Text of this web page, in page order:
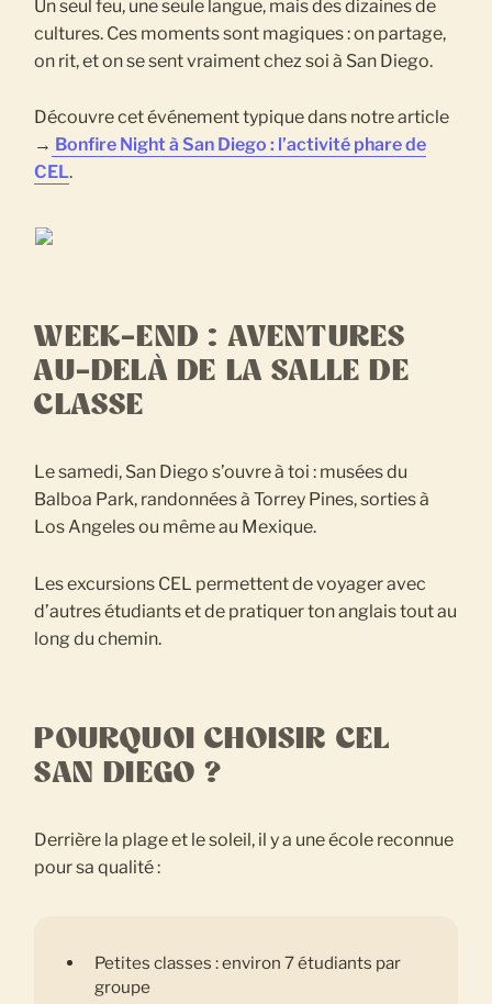
Un seul feu, une seule langue, mais des dizaines de
cultures. Ces moments sont magiques : on partage,
on rit, et on se sent vraiment chez soi à San Diego.
Découvre cet événement typique dans notre article
→ Bonfire Night à San Diego : l’activité phare de
CEL.
WEEK-END : AVENTURES
AU-DELÀ DE LA SALLE DE
CLASSE
Le samedi, San Diego s’ouvre à toi : musées du
Balboa Park, randonnées à Torrey Pines, sorties à
Los Angeles ou même au Mexique.
Les excursions CEL permettent de voyager avec
d’autres étudiants et de pratiquer ton anglais tout au
long du chemin.
POURQUOI CHOISIR CEL
SAN DIEGO ?
Derrière la plage et le soleil, il y a une école reconnue
pour sa qualité :
Petites classes : environ 7 étudiants par
groupe